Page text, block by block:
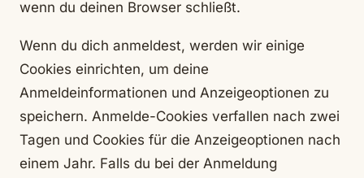
wenn du deinen Browser schließt.
Wenn du dich anmeldest, werden wir einige
Cookies einrichten, um deine
Anmeldeinformationen und Anzeigeoptionen zu
speichern. Anmelde-Cookies verfallen nach zwei
Tagen und Cookies für die Anzeigeoptionen nach
einem Jahr. Falls du bei der Anmeldung